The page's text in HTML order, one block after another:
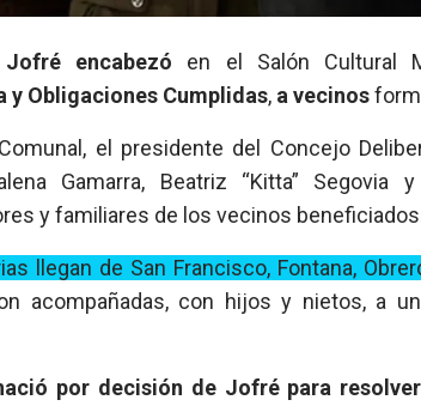
encabezó en el Salón Cultural
y Obligaciones Cumplidas, a vecinos
el presidente del Concejo
Gamarra, Beatriz “Kitta”
y familiares de los vecinos
llegan de San Francisco, Fontana,
acompañadas, con hijos y nietos, a
por decisión de Jofré para